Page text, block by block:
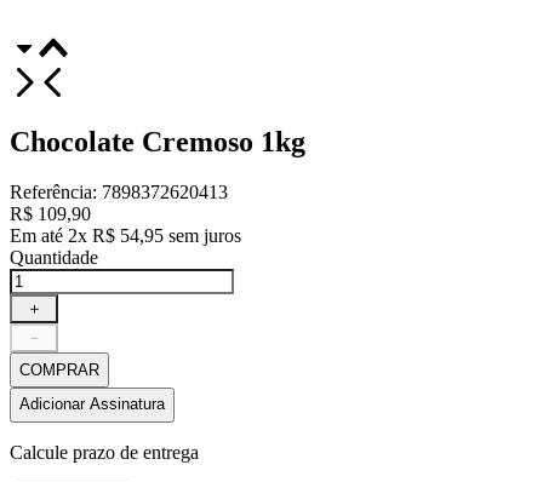
Chocolate Cremoso 1kg
Referência: 7898372620413
R$ 109,90
Em até 2x R$ 54,95 sem juros
Quantidade
＋
－
COMPRAR
Adicionar Assinatura
Calcule prazo de entrega